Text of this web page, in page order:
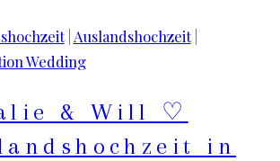
| Auslandshochzeit|
Wedding
& Will ♡
in